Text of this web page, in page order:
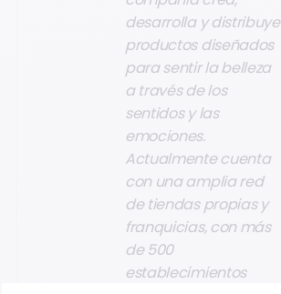
desarrolla y distribuye
productos diseñados
para sentir la belleza
a través de los
sentidos y las
emociones.
Actualmente cuenta
con una amplia red
de tiendas propias y
franquicias, con más
de 500
establecimientos